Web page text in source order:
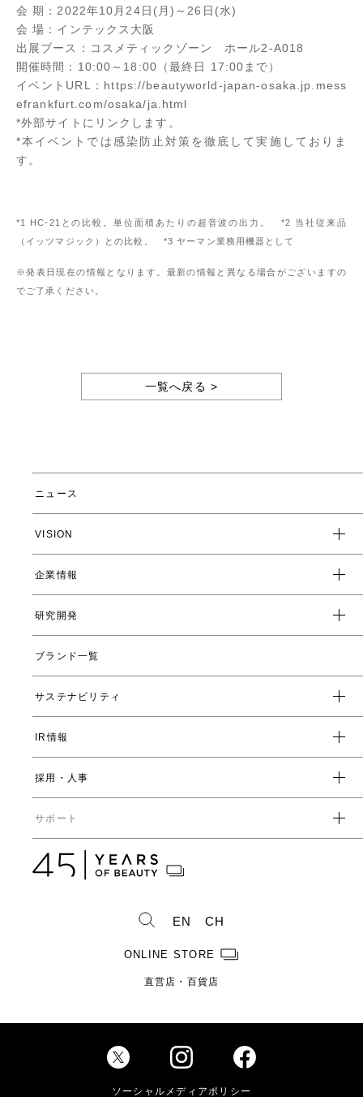
会 期：2022年10月24日(月)～26日(水)
会 場：インテックス大阪
出展ブース：コスメティックゾーン ホール2-A018
開催時間：10:00～18:00（最終日 17:00まで）
イベントURL： https://beautyworld-japan-osaka.jp.mess
efrankfurt.com/osaka/ja.html
*外部サイトにリンクします。
*本イベントでは感染防止対策を徹底して実施しておりま
す。
*1 HC-21との比較。単位面積あたりの超音波の出力。 *2 当社従来品
（イッツマジック）との比較。 *3 ヤーマン業務用機器として
※発表日現在の情報となります。最新の情報と異なる場合がございますの
でご了承ください。
一覧へ戻る >
ニュース
VISION
企業スローガン
クレド
企業情報
トップメッセージ
会社概要
数字で見るヤーマン
受賞一覧
直営店・百貨店
研究開発
ヤーマンの研究開発とは
ヤーマンの技術
開発ストーリー
ブランド一覧
サステナビリティ
環境
社会
IR情報
経営方針
コーポレートガバナンス
ディスクロージャーポリシー
IRライブラリ一覧
株式情報
株式概要
Investor Relations
採用・人事
人事からのメッセージ
数字で見るヤーマン
製品ができるまで
サポート
カタログ・取扱説明書
EN CH
ONLINE STORE
直営店・百貨店
ソーシャルメディアポリシー